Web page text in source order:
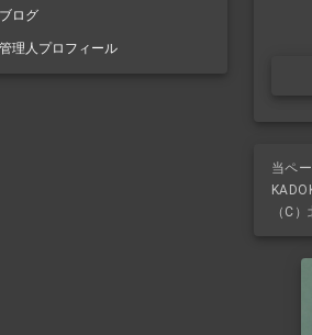
ブログ
管理人プロフィール
当ペ
（C